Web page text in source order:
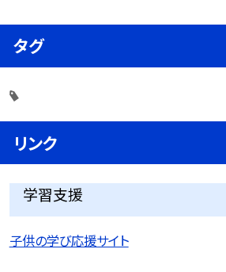
タグ
リンク
学習支援
子供の学び応援サイト